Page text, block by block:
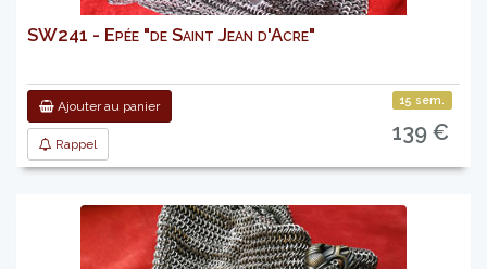
SW241 - Epée "de Saint Jean d'Acre"
Ajouter au panier
Rappel
15 sem.
139 €